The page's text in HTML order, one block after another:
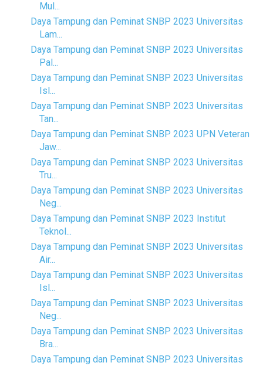
Mul...
Daya Tampung dan Peminat SNBP 2023 Universitas
Lam...
Daya Tampung dan Peminat SNBP 2023 Universitas
Pal...
Daya Tampung dan Peminat SNBP 2023 Universitas
Isl...
Daya Tampung dan Peminat SNBP 2023 Universitas
Tan...
Daya Tampung dan Peminat SNBP 2023 UPN Veteran
Jaw...
Daya Tampung dan Peminat SNBP 2023 Universitas
Tru...
Daya Tampung dan Peminat SNBP 2023 Universitas
Neg...
Daya Tampung dan Peminat SNBP 2023 Institut
Teknol...
Daya Tampung dan Peminat SNBP 2023 Universitas
Air...
Daya Tampung dan Peminat SNBP 2023 Universitas
Isl...
Daya Tampung dan Peminat SNBP 2023 Universitas
Neg...
Daya Tampung dan Peminat SNBP 2023 Universitas
Bra...
Daya Tampung dan Peminat SNBP 2023 Universitas